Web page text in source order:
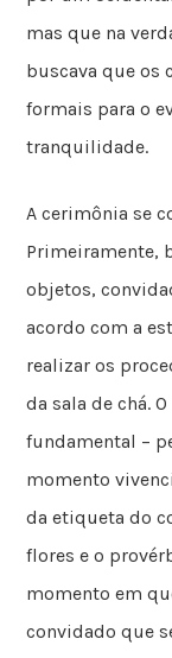
mas que na
buscava que os
formais para o
tranquilidade.
A cerimônia se
Primeiramente,
objetos,
acordo com a
realizar os
da sala de chá.
fundamental –
momento
da etiqueta do
flores e o
momento em
convidado que